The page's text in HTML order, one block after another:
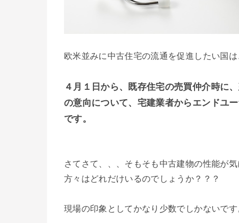
欧米並みに中古住宅の流通を促進したい国
４月１日から、既存住宅の売買仲介時に
の意向について、宅建業者からエンドユ
です。
さてさて、、、そもそも中古建物の性能が
方々はどれだけいるのでしょうか？？？
現場の印象としてかなり少数でしかないで